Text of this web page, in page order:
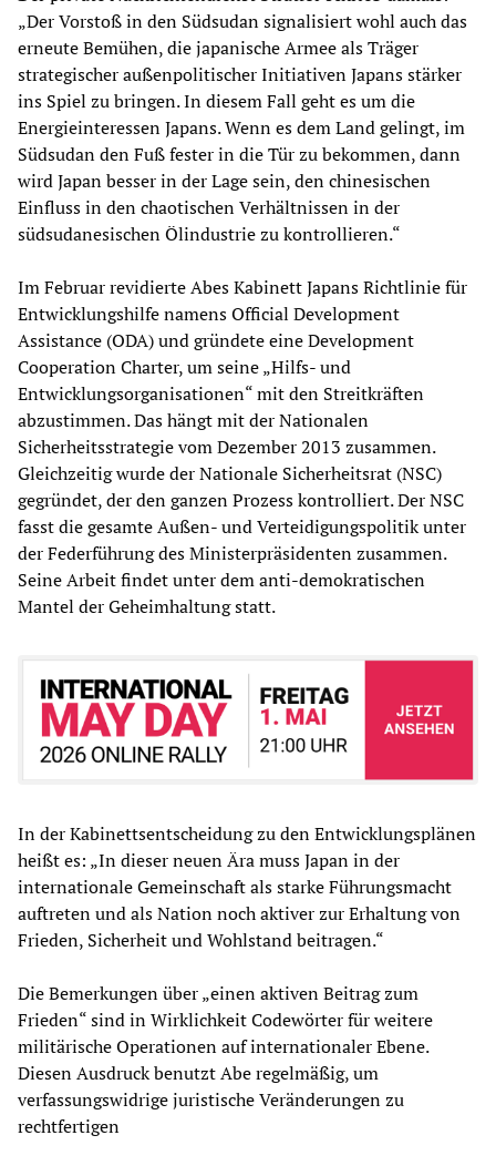
„Der Vorstoß in den Südsudan signalisiert wohl auch das
erneute Bemühen, die japanische Armee als Träger
strategischer außenpolitischer Initiativen Japans stärker
ins Spiel zu bringen. In diesem Fall geht es um die
Energieinteressen Japans. Wenn es dem Land gelingt, im
Südsudan den Fuß fester in die Tür zu bekommen, dann
wird Japan besser in der Lage sein, den chinesischen
Einfluss in den chaotischen Verhältnissen in der
südsudanesischen Ölindustrie zu kontrollieren.“
Im Februar revidierte Abes Kabinett Japans Richtlinie für
Entwicklungshilfe namens Official Development
Assistance (ODA) und gründete eine Development
Cooperation Charter, um seine „Hilfs- und
Entwicklungsorganisationen“ mit den Streitkräften
abzustimmen. Das hängt mit der Nationalen
Sicherheitsstrategie vom Dezember 2013 zusammen.
Gleichzeitig wurde der Nationale Sicherheitsrat (NSC)
gegründet, der den ganzen Prozess kontrolliert. Der NSC
fasst die gesamte Außen- und Verteidigungspolitik unter
der Federführung des Ministerpräsidenten zusammen.
Seine Arbeit findet unter dem anti-demokratischen
Mantel der Geheimhaltung statt.
In der Kabinettsentscheidung zu den Entwicklungsplänen
heißt es: „In dieser neuen Ära muss Japan in der
internationale Gemeinschaft als starke Führungsmacht
auftreten und als Nation noch aktiver zur Erhaltung von
Frieden, Sicherheit und Wohlstand beitragen.“
Die Bemerkungen über „einen aktiven Beitrag zum
Frieden“ sind in Wirklichkeit Codewörter für weitere
militärische Operationen auf internationaler Ebene.
Diesen Ausdruck benutzt Abe regelmäßig, um
verfassungswidrige juristische Veränderungen zu
rechtfertigen